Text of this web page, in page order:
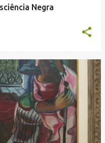
Negra